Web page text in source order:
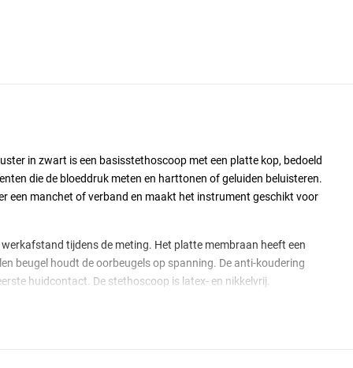
in zwart is een basisstethoscoop met een platte kop, bedoeld
die de bloeddruk meten en harttonen of geluiden beluisteren.
een manchet of verband en maakt het instrument geschikt voor
tijdens de meting. Het platte membraan heeft een
beugel houdt de oorbeugels op spanning. De anti-koudering
huidcontact. De stethoscoop is latex- en nikkelvrij.